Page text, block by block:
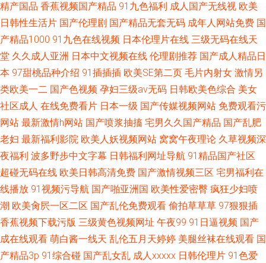
精产国品 香蕉视频国产精品 91九色福利 成人国产无线视 欧美
日韩性生活片 国产伦理剧 国产精品无套无码 成年人网站免费 国
产精品1000 91九色在线视频 日本伦理片在线 三级无码在线天
堂 久久成人亚洲 日本中文视频在线 伦理剧推荐 国产成人精品日
本 97甜桃品种介绍 91插插插 欧美SE第二页 毛片内射女 激情另
类欧美一二 国产色视频 孕妇三级av无码 日韩欧美色综合 美女
社区成人 在线免费看片 日本一级 国产传媒视频网站 免费观看污
网站 最新激情h网站 国产喷浆抽搐 宅男久久国产精品 国产乱肥
老妇 最新福利影院 欧美人妖视频网站 窝窝午夜理论 久草视频深
夜福利 波多野步中文字幕 日韩福利网址导航 91精品国产社区
超碰无码在线 欧美日韩高清免费 国产激情视频三区 宅男福利在
线播放 91视频污导航 国产啪亚洲国 欧美性爱密臀 疯狂少妇喷
潮 欧美肏屄一区二区 国产乱伦免费观看 偷拍草草草 97狠狠插
香蕉视频下载污版 三级黄色视频网址 午夜99 91日逼视频 国产
成在线观看 萌白酱一线天 乱伦五月天婷婷 美腿丝袜在线观看 国
产精品3p 91综合碰 国产乱女乱 成人xxxxx 日韩伦理片 91色爱